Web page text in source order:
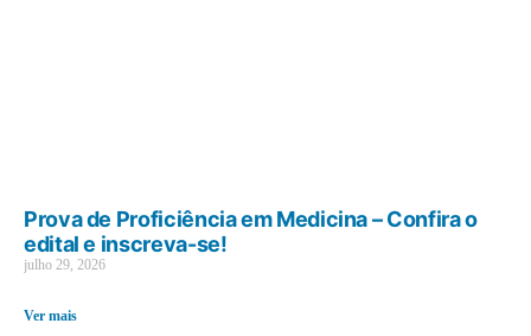
Prova de Proficiência em Medicina – Confira o
edital e inscreva-se!
julho 29, 2026
Ver mais